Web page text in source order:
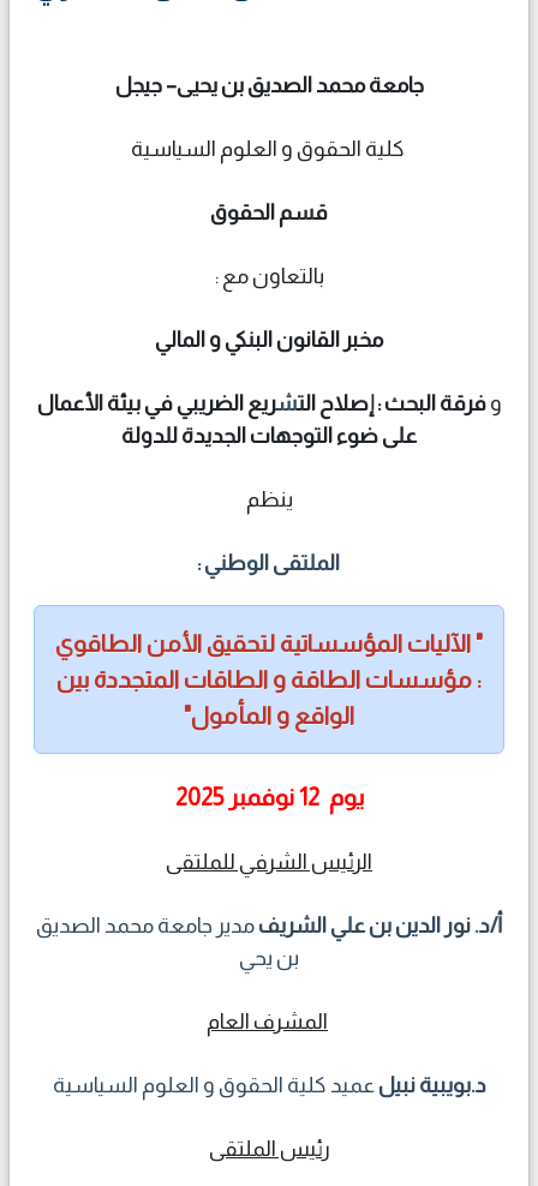
جامعة محمد الصديق بن يحيى– جيجل
كلية الحقوق و العلوم السياسية
قسم الحقوق
بالتعاون مع :
مخبر القانون البنكي و المالي
وفرقة البحث : إصلاح التشريع الضريبي في بيئة الأعمال
على ضوء التوجهات الجديدة للدولة
ينظم
الملتقى الوطني :
" الآليات المؤسساتية لتحقيق الأمن الطاقوي
: مؤسسات الطاقة و الطاقات المتجددة بين
الواقع و المأمول"
يوم 12 نوفمبر 2025
الرئيس الشرفي للملتقى
أ/د. نور الدين بن علي الشريف مدير جامعة محمد الصديق
بن يحي
المشرف العام
د.بويبية نبيل عميد كلية الحقوق و العلوم السياسية
رئيس الملتقى